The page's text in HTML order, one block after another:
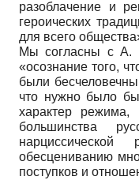
разоблачение и
героических
для всего
Мы согласны с А.
«осознание того,
были
что нужно было бы
характер
большинства
обесцениванию
поступков и